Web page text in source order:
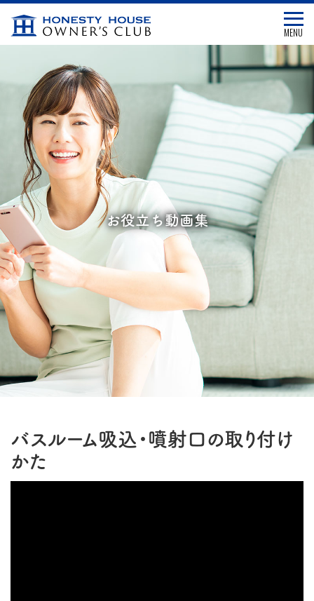
MENU
お役立ち動画集
バスルーム吸込・噴射口の取り付け
かた